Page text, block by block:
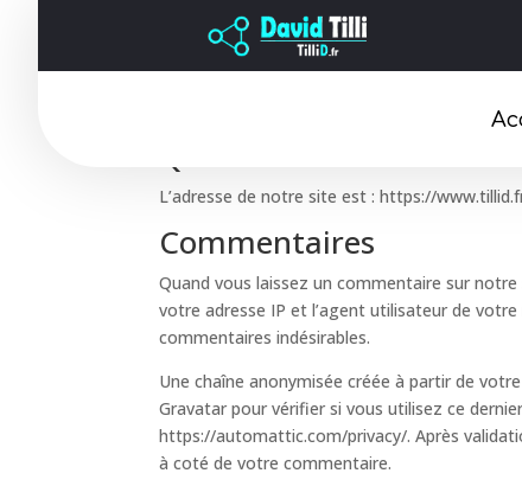
Politique de
L’adresse de notre site est : https://
Commentaires
Quand vous laissez un commentaire sur
votre adresse IP et l’agent utilisateur de
commentaires indésirables.
Une chaîne anonymisée créée à partir de
Gravatar pour vérifier si vous utilisez ce
https://automattic.com/privacy/. Après
à coté de votre commentaire.